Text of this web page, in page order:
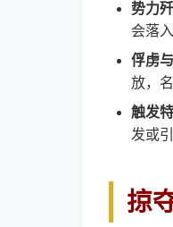
势力
会落
俘虏
放，
触发
发或
掠